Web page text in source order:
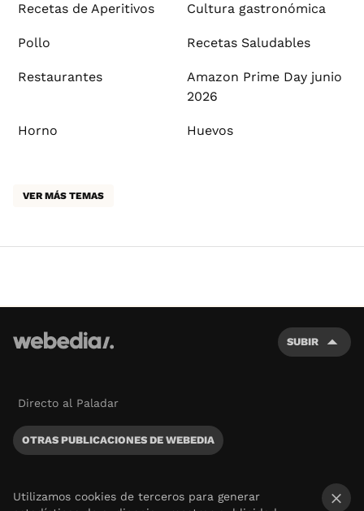
Recetas de Aperitivos Cultura gastronómica
Pollo Recetas Saludables
Restaurantes
Amazon Prime Day junio
2026
Horno Huevos
VER MÁS TEMAS
SUBIR
Directo al Paladar
OTRAS PUBLICACIONES DE WEBEDIA
Utilizamos cookies de terceros para generar